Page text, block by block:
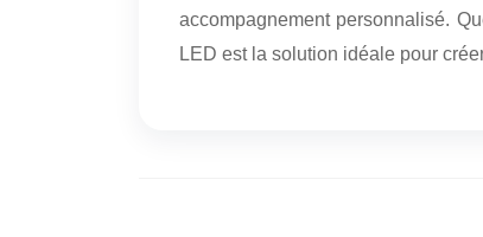
accompagnement personnalisé.
LED est la solution idéale pour